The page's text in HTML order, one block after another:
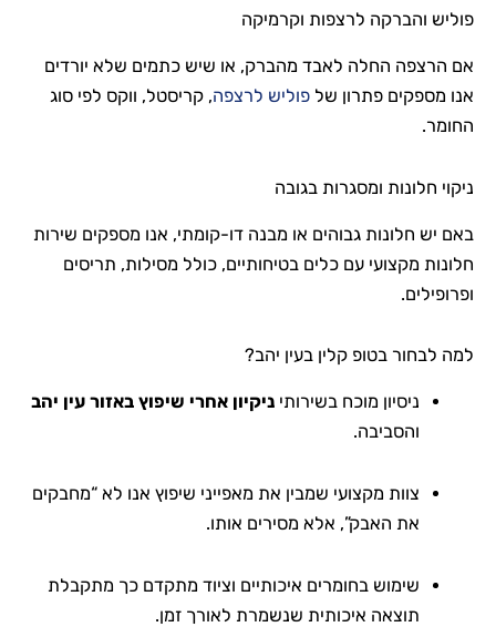
פוליש והברקה לרצפות וקרמיקה
אם הרצפה החלה לאבד מהברק, או שיש כתמים שלא יורדים
אנו מספקים פתרון של פוליש לרצפה, קריסטל, ווקס לפי סוג
החומר.
ניקוי חלונות ומסגרות בגובה
באם יש חלונות גבוהים או מבנה דו-קומתי, אנו מספקים שירות
חלונות מקצועי עם כלים בטיחותיים, כולל מסילות, תריסים
ופרופילים.
למה לבחור בטופ קלין בעין יהב?
ניסיון מוכח בשירותיניקיון אחרי שיפוץ באזור עין יהב
והסביבה.
צוות מקצועי שמבין את מאפייני שיפוץ אנו לא “מחבקים
את האבק”, אלא מסירים אותו.
שימוש בחומרים איכותיים וציוד מתקדם כך מתקבלת
תוצאה איכותית שנשמרת לאורך זמן.